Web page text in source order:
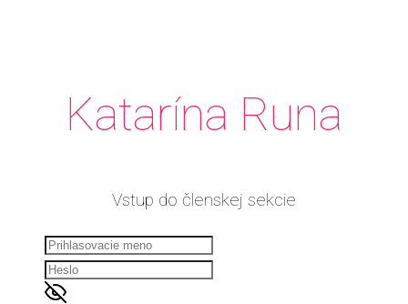
Katarína Runa
Vstup do členskej sekcie